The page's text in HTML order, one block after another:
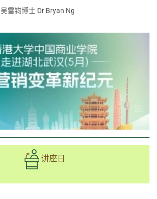
吴雷钧博士 Dr Bryan Ng
讲座日